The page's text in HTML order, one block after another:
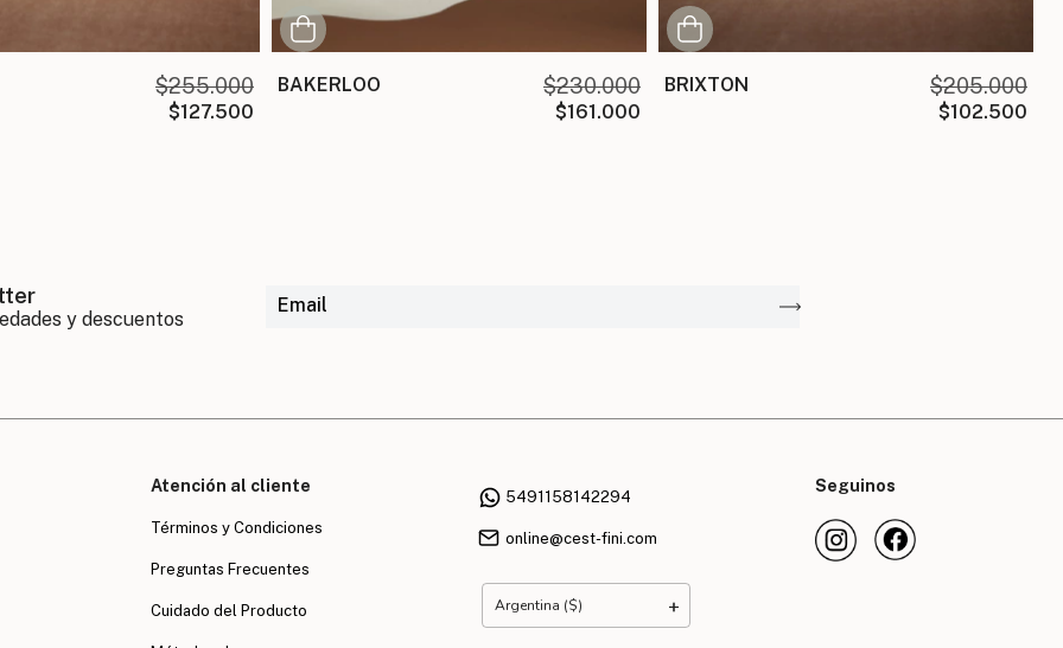
$255.000
$127.500
BAKERLOO $230.000
$161.000
BRIXTON $205.000
$102.500
Atención al cliente
Términos y Condiciones
Preguntas Frecuentes
Cuidado del Producto
5491158142294
online@cest-fini.com
Seguinos